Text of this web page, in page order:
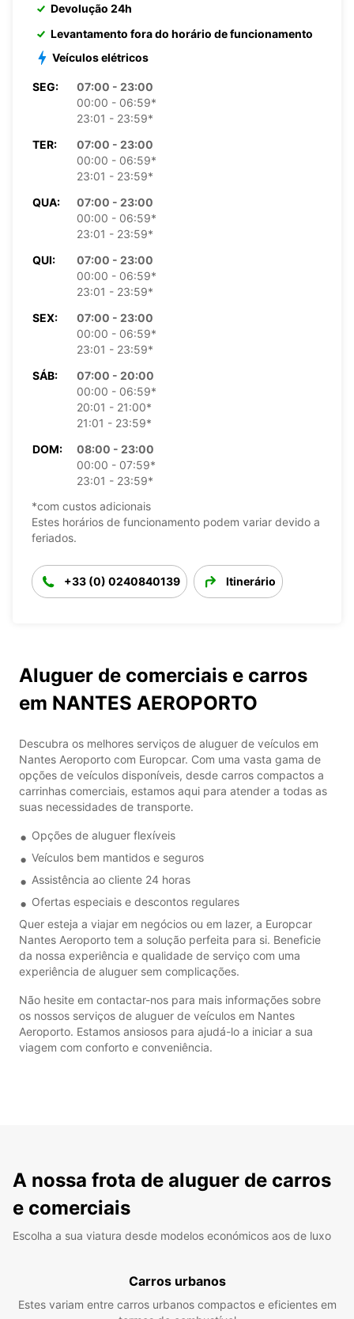
Devolução 24h
Levantamento fora do horário de funcionamento
Veículos elétricos
SEG:
07:00 - 23:00
00:00 - 06:59*
23:01 - 23:59*
TER:
07:00 - 23:00
00:00 - 06:59*
23:01 - 23:59*
QUA:
07:00 - 23:00
00:00 - 06:59*
23:01 - 23:59*
QUI:
07:00 - 23:00
00:00 - 06:59*
23:01 - 23:59*
SEX:
07:00 - 23:00
00:00 - 06:59*
23:01 - 23:59*
SÁB:
07:00 - 20:00
00:00 - 06:59*
20:01 - 21:00*
21:01 - 23:59*
DOM:
08:00 - 23:00
00:00 - 07:59*
23:01 - 23:59*
*com custos adicionais
Estes horários de funcionamento podem variar devido a
feriados.
+33 (0) 0240840139 Itinerário
Aluguer de comerciais e carros
em NANTES AEROPORTO
Descubra os melhores serviços de aluguer de veículos em
Nantes Aeroporto com Europcar. Com uma vasta gama de
opções de veículos disponíveis, desde carros compactos a
carrinhas comerciais, estamos aqui para atender a todas as
suas necessidades de transporte.
Opções de aluguer flexíveis
Veículos bem mantidos e seguros
Assistência ao cliente 24 horas
Ofertas especiais e descontos regulares
Quer esteja a viajar em negócios ou em lazer, a Europcar
Nantes Aeroporto tem a solução perfeita para si. Beneficie
da nossa experiência e qualidade de serviço com uma
experiência de aluguer sem complicações.
Não hesite em contactar-nos para mais informações sobre
os nossos serviços de aluguer de veículos em Nantes
Aeroporto. Estamos ansiosos para ajudá-lo a iniciar a sua
viagem com conforto e conveniência.
A nossa frota de aluguer de carros
e comerciais
Escolha a sua viatura desde modelos económicos aos de luxo
Carros urbanos
Estes variam entre carros urbanos compactos e eficientes em